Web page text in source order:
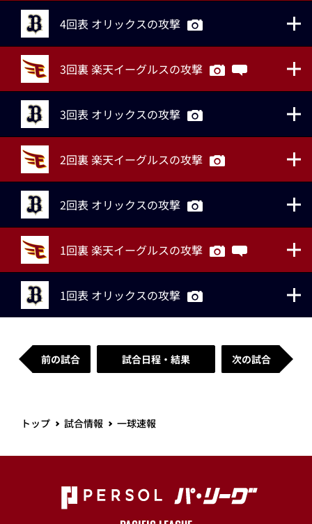
4回表 オリックスの攻撃
3回裏 楽天イーグルスの攻撃
3回表 オリックスの攻撃
2回裏 楽天イーグルスの攻撃
2回表 オリックスの攻撃
1回裏 楽天イーグルスの攻撃
1回表 オリックスの攻撃
前の試合 試合日程・結果 次の試合
トップ 試合情報 一球速報